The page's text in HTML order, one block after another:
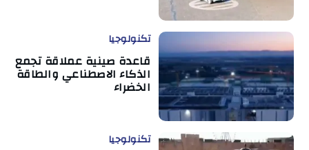
تكنولوجيا
قاعدة صينية عملاقة تجمع
الذكاء الاصطناعي والطاقة
الخضراء
تكنولوجيا